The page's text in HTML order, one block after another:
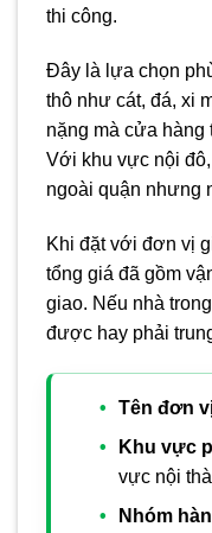
thi công.
Đây là lựa chọn
thô như cát, đá, xi
nặng mà cửa hàng
Với khu vực nội
ngoài quận nhưng
Khi đặt với đơn vị
tổng giá đã gồm
giao. Nếu nhà
được hay phải
Tên đơn
Khu vực
vực nội
Nhóm